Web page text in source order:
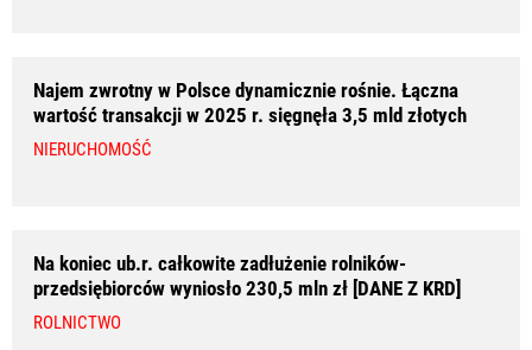
Najem zwrotny w Polsce dynamicznie rośnie. Łączna
wartość transakcji w 2025 r. sięgnęła 3,5 mld złotych
NIERUCHOMOŚĆ
Na koniec ub.r. całkowite zadłużenie rolników-
przedsiębiorców wyniosło 230,5 mln zł [DANE Z KRD]
ROLNICTWO